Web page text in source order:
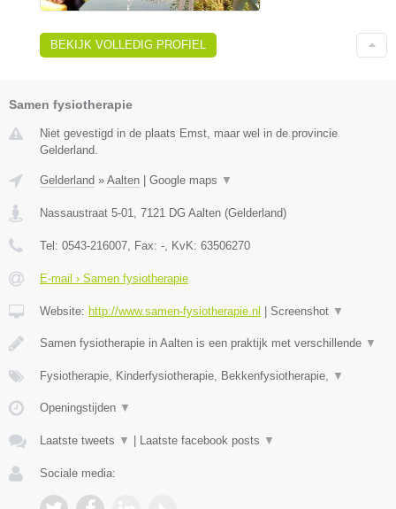
BEKIJK VOLLEDIG PROFIEL
Samen fysiotherapie
Niet gevestigd in de plaats Emst, maar wel in de provincie
Gelderland.
Gelderland » Aalten Google maps ▼
Nassaustraat 5-01 7121 DG Aalten (Gelderland)
Tel: 0543-216007 , Fax: - , KvK: 63506270
E-mail › Samen fysiotherapie
Website: http://www.samen-fysiotherapie.nl Screenshot ▼
Samen fysiotherapie in Aalten is een praktijk met verschillende ▼
Fysiotherapie, Kinderfysiotherapie, Bekkenfysiotherapie, ▼
Openingstijden ▼
Laatste tweets ▼ Laatste facebook posts ▼
Sociale media: